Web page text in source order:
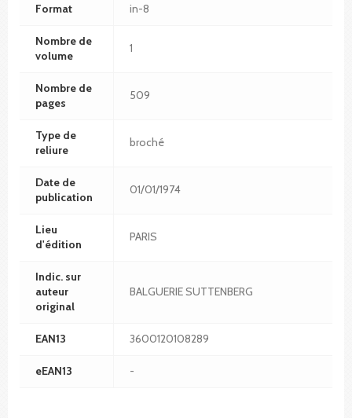
Format in-8
Nombre de
volume
1
Nombre de
pages
509
Type de
reliure
broché
Date de
publication
01/01/1974
Lieu
d'édition
PARIS
Indic. sur
auteur
original
BALGUERIE SUTTENBERG
EAN13 3600120108289
eEAN13 -